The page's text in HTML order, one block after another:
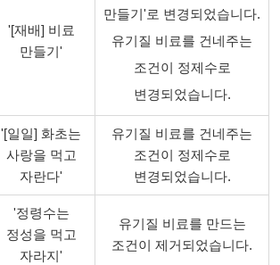
'[재배] 비료
만들기'
만들기'로 변경되었습니다.
유기질 비료를 건네주는
조건이 정제수로
변경되었습니다.
'[일일] 화초는
사랑을 먹고
자란다'
유기질 비료를 건네주는
조건이 정제수로
변경되었습니다.
'정령수는
정성을 먹고
자라지'
유기질 비료를 만드는
조건이 제거되었습니다.